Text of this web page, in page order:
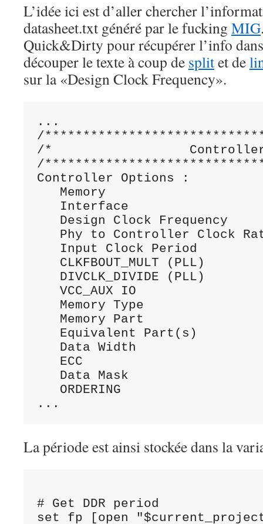
L’idée ici est d’aller chercher
datasheet.txt généré par le fucking MIG
Quick&Dirty pour récupérer l’info
découper le texte à coup de splitet de
sur la «Design Clock Frequency».
...
/
/*
/
Controller Options :
Memory
Interface
Design Clock Frequency
Phy to Controller Clock
Input Clock Period
CLKFBOUT_MULT (PLL)
DIVCLK_DIVIDE (PLL)
VCC_AUX IO
Memory Type
Memory Part
Equivalent Part(s)
Data Width
ECC
Data Mask
ORDERING
La période est ainsi stockée dans la
# Get DDR period
set fp [open